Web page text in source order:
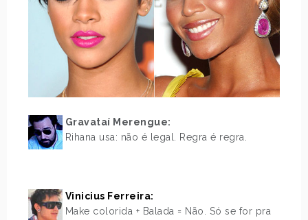
Gravataí Merengue:
Rihana usa: não é legal. Regra é regra.
Vinicius Ferreira:
Make colorida + Balada = Não. Só se for pra